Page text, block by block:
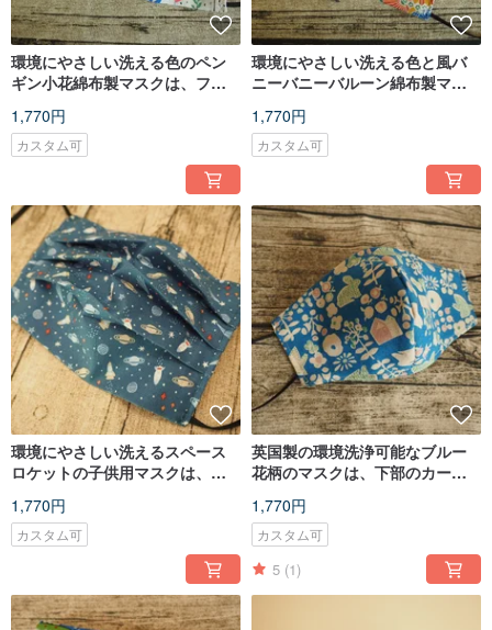
環境にやさしい洗える色のペン
ギン小花綿布製マスクは、フィ
てマスクに入れることができま
す
1,770円
カスタム可
環境にやさしい洗える色と風バ
ニーバニーバルーン綿布製マス
たは使い捨てマスクに入れるこ
とができます
1,770円
カスタム可
環境にやさしい洗えるスペース
ロケットの子供用マスクは、フ
捨てマスクに入れることができ
ます
1,770円
カスタム可
英国製の環境洗浄可能なブルー
花柄のマスクは、下部のカート
入れることができます
1,770円
カスタム可
5 (1)